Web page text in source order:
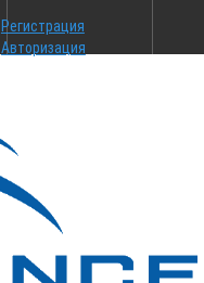
Регистрация
Авторизация